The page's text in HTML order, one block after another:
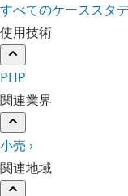
すべてのケーススタ
使用技術
PHP
関連業界
小売 ›
関連地域